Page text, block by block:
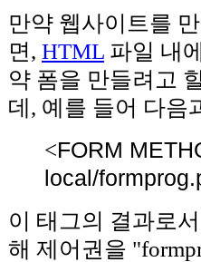
만약 웹사이트를
면, HTML 파일 내
약 폼을 만들려고
데, 예를 들어 다음
<FORM
local/
이 태그의 결과로
해 제어권을